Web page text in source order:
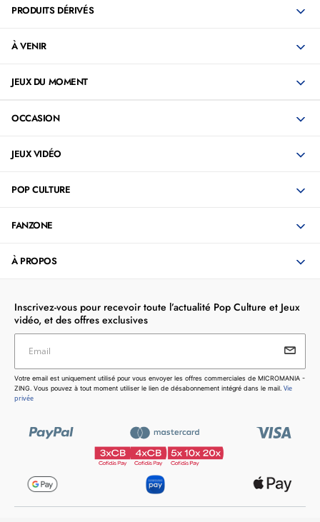
PRODUITS DÉRIVÉS
À VENIR
JEUX DU MOMENT
OCCASION
JEUX VIDÉO
POP CULTURE
FANZONE
À PROPOS
Inscrivez-vous pour recevoir toute l’actualité Pop Culture et Jeux
vidéo, et des offres exclusives
Votre email est uniquement utilisé pour vous envoyer les
offres commerciales de MICROMANIA - ZING. Vous pouvez
à tout moment utiliser le lien de désabonnement intégré dans
Email
Votre email est uniquement utilisé pour vous envoyer les offres commerciales de MICROMANIA -
ZING. Vous pouvez à tout moment utiliser le lien de désabonnement intégré dans le mail. Vie
privée